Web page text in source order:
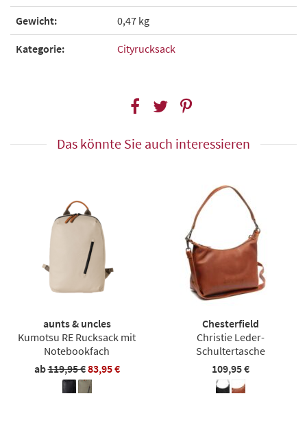
Gewicht: 0,47 kg
Kategorie: Cityrucksack
Das könnte Sie auch interessieren
aunts & uncles
Kumotsu RE Rucksack mit
Notebookfach
ab119,95 €83,95 €
Chesterfield
Christie Leder-
Schultertasche
109,95 €